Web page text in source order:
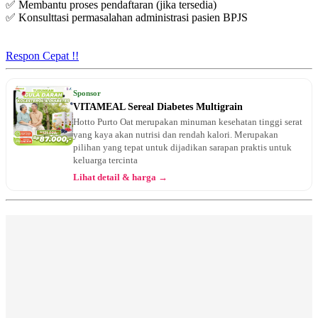
Selasa, 18/08/2026
Jam 07:00 - 09:00
UMUM
Kamis, 20/08/2026
Jam 09:00 - 11:00
Jumat, 21/08/2026
✅ Membantu proses pendaftaran (jika tersedia)
✅ Konsulttasi permasalahan administrasi pasien BPJS
Respon Cepat !!
Sponsor
VITAMEAL Sereal Diabetes Multigrain
Hotto Purto Oat merupakan minuman kesehatan tinggi serat
yang kaya akan nutrisi dan rendah kalori. Merupakan
pilihan yang tepat untuk dijadikan sarapan praktis untuk
keluarga tercinta
Lihat detail & harga →